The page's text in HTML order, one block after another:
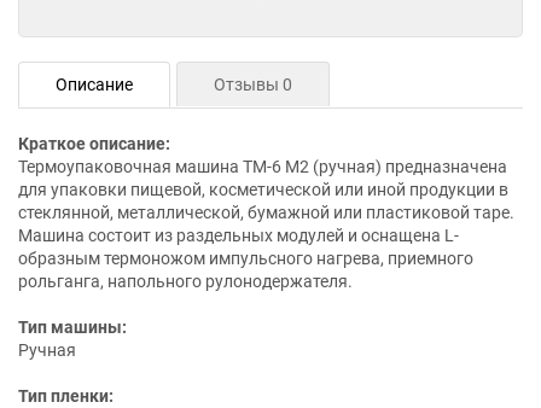
Описание Отзывы 0
Краткое описание:
Термоупаковочная машина ТМ-6 М2 (ручная) предназначена
для упаковки пищевой, косметической или иной продукции в
стеклянной, металлической, бумажной или пластиковой таре.
Машина состоит из раздельных модулей и оснащена L-
образным термоножом импульсного нагрева, приемного
рольганга, напольного рулонодержателя.
Тип машины:
Ручная
Тип пленки: